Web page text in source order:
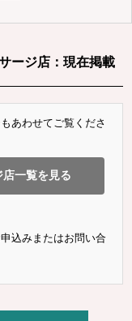
ージ店：現在掲載
あわせてご覧くださ
一覧を見る
込みまたはお問い合